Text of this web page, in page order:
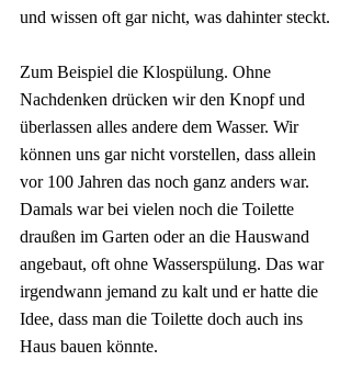
und wissen oft gar nicht, was dahinter steckt.
Zum Beispiel die Klospülung. Ohne
Nachdenken drücken wir den Knopf und
überlassen alles andere dem Wasser. Wir
können uns gar nicht vorstellen, dass allein
vor 100 Jahren das noch ganz anders war.
Damals war bei vielen noch die Toilette
draußen im Garten oder an die Hauswand
angebaut, oft ohne Wasserspülung. Das war
irgendwann jemand zu kalt und er hatte die
Idee, dass man die Toilette doch auch ins
Haus bauen könnte.